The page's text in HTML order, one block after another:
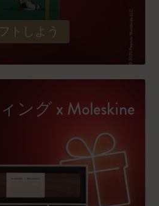
トしよう
ング x Moleskine